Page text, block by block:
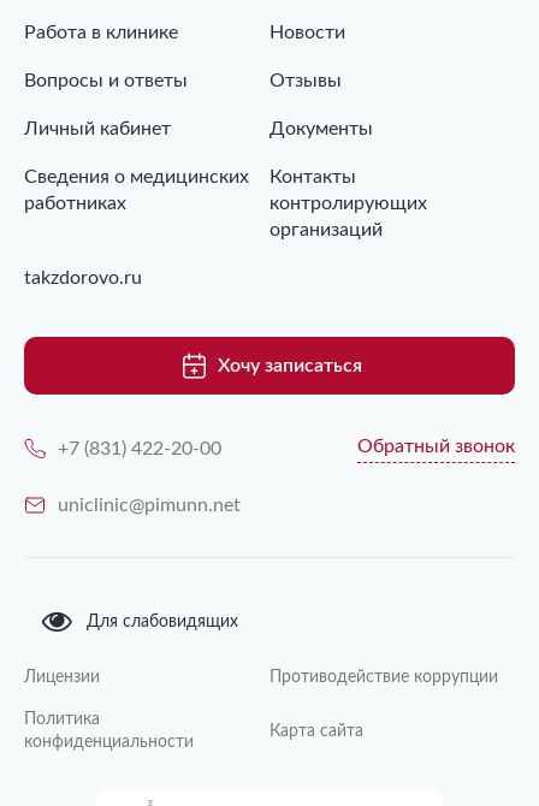
Работа в клинике Новости
Вопросы и ответы Отзывы
Личный кабинет Документы
Сведения о медицинских
работниках
Контакты
контролирующих
организаций
takzdorovo.ru
Хочу записаться
+7 (831) 422-20-00 Обратный звонок
uniclinic@pimunn.net
Для слабовидящих
Лицензии Противодействие коррупции
Политика
конфиденциальности
Карта сайта